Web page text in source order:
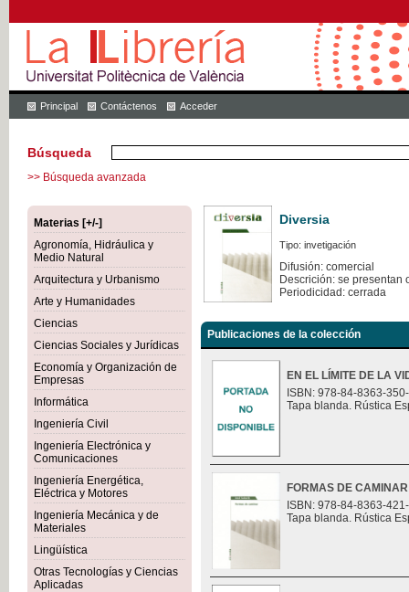
Principal Contáctenos Acceder
Búsqueda
>> Búsqueda avanzada
Materias [+/-]
Agronomía, Hidráulica y
Medio Natural
Arquitectura y Urbanismo
Arte y Humanidades
Ciencias
Ciencias Sociales y Jurídicas
Economía y Organización de
Empresas
Informática
Ingeniería Civil
Ingeniería Electrónica y
Comunicaciones
Ingeniería Energética,
Eléctrica y Motores
Ingeniería Mecánica y de
Materiales
Lingüística
Otras Tecnologías y Ciencias
Aplicadas
Diversia
Tipo: invetigación
Difusión: comercial
Descrición: se presentan
Periodicidad: cerrada
Publicaciones de la colección
EN EL LÍMITE DE LA
ISBN: 978-84-8363-
Tapa blanda. Rústica
FORMAS DE CAMINAR
ISBN: 978-84-8363-
Tapa blanda. Rústica